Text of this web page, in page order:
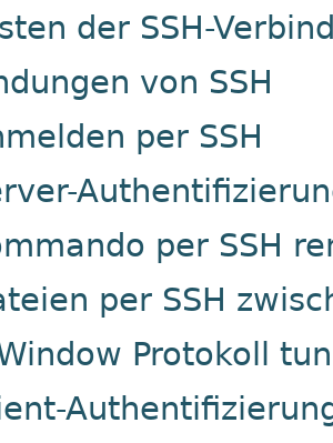
der SSH-
von SSH
per SSH
per SSH
per SSH
Protokoll